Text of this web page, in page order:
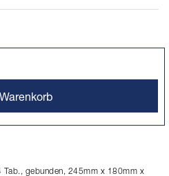
gebunden, 245mm x 180mm x